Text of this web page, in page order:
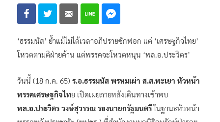
‘ธรรมนัส’ ย้ำแม้ไม่ได้เวลาอภิปรายซักฟอก แต่ ‘เศรษฐกิจไทย’
โหวตตามติฝ่ายค้าน แต่พรรคจะโหวตหนุน ‘พล.อ.ประวิตร’
วันนี้ (18 ก.ค. 65) ร.อ.ธรรมนัส พรหมเผ่า ส.ส.พะเยา หัวหน้า
พรรคเศรษฐกิจไทย เปิดเผยภายหลังเดินทางเข้าพบ
พล.อ.ประวิตร วงษ์สุวรรณ รองนายกรัฐมนตรีในฐานะหัวหน้า